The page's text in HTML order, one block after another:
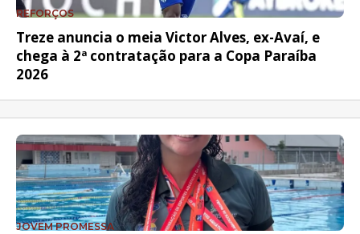
REFORÇOS
Treze anuncia o meia Victor Alves, ex-Avaí, e
chega à 2ª contratação para a Copa Paraíba
2026
JOVEM PROMESSA